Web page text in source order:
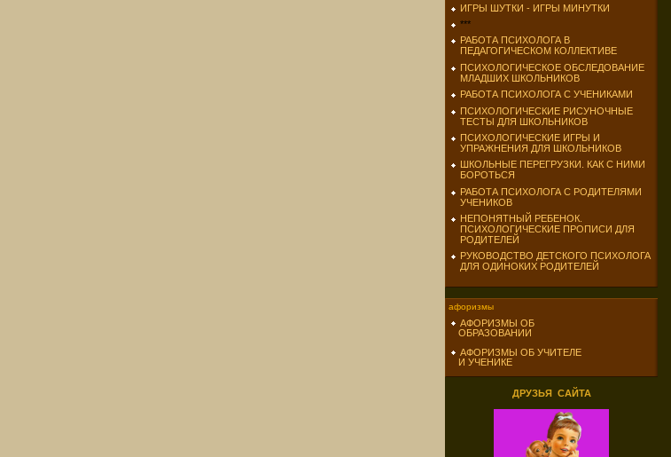
ИГРЫ ШУТКИ - ИГРЫ МИНУТКИ
***
РАБОТА ПСИХОЛОГА В
ПЕДАГОГИЧЕСКОМ КОЛЛЕКТИВЕ
ПСИХОЛОГИЧЕСКОЕ ОБСЛЕДОВАНИЕ
МЛАДШИХ ШКОЛЬНИКОВ
РАБОТА ПСИХОЛОГА С УЧЕНИКАМИ
ПСИХОЛОГИЧЕСКИЕ РИСУНОЧНЫЕ
ТЕСТЫ ДЛЯ ШКОЛЬНИКОВ
ПСИХОЛОГИЧЕСКИЕ ИГРЫ И
УПРАЖНЕНИЯ ДЛЯ ШКОЛЬНИКОВ
ШКОЛЬНЫЕ ПЕРЕГРУЗКИ. КАК С НИМИ
БОРОТЬСЯ
РАБОТА ПСИХОЛОГА С РОДИТЕЛЯМИ
УЧЕНИКОВ
НЕПОНЯТНЫЙ РЕБЕНОК.
ПСИХОЛОГИЧЕСКИЕ ПРОПИСИ ДЛЯ
РОДИТЕЛЕЙ
РУКОВОДСТВО ДЕТСКОГО ПСИХОЛОГА
ДЛЯ ОДИНОКИХ РОДИТЕЛЕЙ
афоризмы
АФОРИЗМЫ ОБ
ОБРАЗОВАНИИ
АФОРИЗМЫ ОБ УЧИТЕЛЕ
И УЧЕНИКЕ
ДРУЗЬЯ САЙТА